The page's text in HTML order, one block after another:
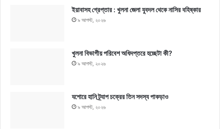
ইয়াবাসহ গ্রেপ্তার : খুলনা জেলা যুবদল থেকে নাসির বহিষ্কার
৯ আগস্ট, ২০২৬
খুলনা বিভাগীয় পরিবেশ অধিদপ্তরে হচ্ছেটা কী?
৯ আগস্ট, ২০২৬
যশোরে হানি ট্র্যাপ চক্রের তিন সদস্য পাকড়াও
৯ আগস্ট, ২০২৬